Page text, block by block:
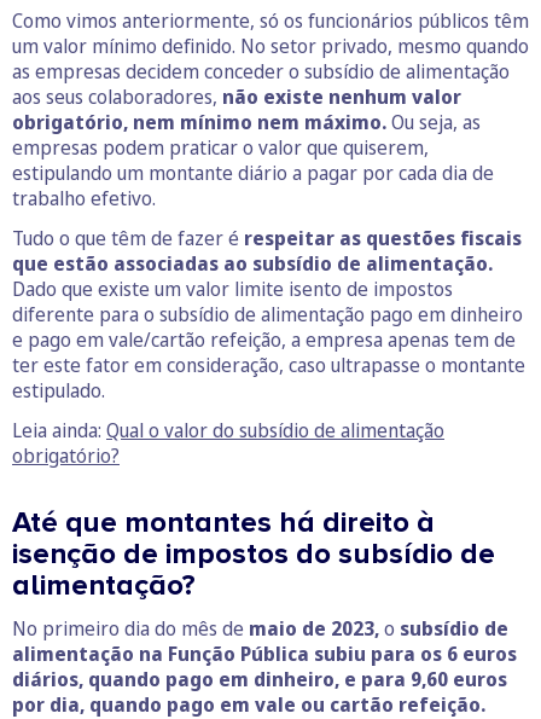
Como vimos anteriormente, só os funcionários públicos têm
um valor mínimo definido. No setor privado, mesmo quando
as empresas decidem conceder o subsídio de alimentação
aos seus colaboradores, não existe nenhum valor
obrigatório, nem mínimo nem máximo.Ou seja, as
empresas podem praticar o valor que quiserem,
estipulando um montante diário a pagar por cada dia de
trabalho efetivo.
Tudo o que têm de fazer é respeitar as questões fiscais
que estão associadas ao subsídio de alimentação.
Dado que existe um valor limite isento de impostos
diferente para o subsídio de alimentação pago em dinheiro
e pago em vale/cartão refeição, a empresa apenas tem de
ter este fator em consideração, caso ultrapasse o montante
estipulado.
Leia ainda: Qual o valor do subsídio de alimentação
obrigatório?
Até que montantes há direito à
isenção de impostos do subsídio de
alimentação?
No primeiro dia do mês de maio de 2023,o subsídio de
alimentação na Função Pública subiu para os 6 euros
diários, quando pago em dinheiro, e para 9,60 euros
por dia, quando pago em vale ou cartão refeição.